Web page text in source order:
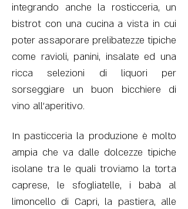
integrando anche la rosticceria, un
bistrot con una cucina a vista in cui
poter assaporare prelibatezze tipiche
come ravioli, panini, insalate ed una
ricca selezioni di liquori per
sorseggiare un buon bicchiere di
vino all'aperitivo.
In pasticceria la produzione è molto
ampia che va dalle dolcezze tipiche
isolane tra le quali troviamo la torta
caprese, le sfogliatelle, i babà al
limoncello di Capri, la pastiera, alle